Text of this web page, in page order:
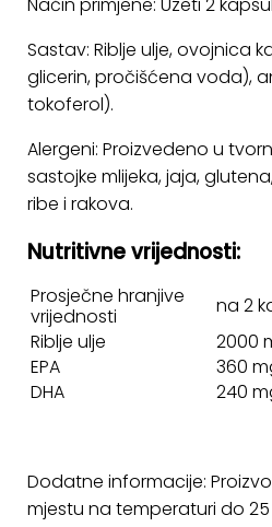
Način primjene: Uzeti 2
Sastav: Riblje ulje, ovojnica
glicerin, pročišćena voda),
tokoferol).
Alergeni: Proizvedeno u
sastojke mlijeka, jaja,
ribe i rakova.
Nutritivne vrijednosti:
Prosječne hranjive
vrijednosti
na 2
Riblje ulje
2000
EPA
360
DHA
240
Dodatne informacije:
mjestu na temperaturi do 25